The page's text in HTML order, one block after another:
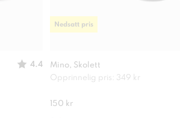
4.4
Mino, Skolett
Opprinnelig pris: 349 kr
150 kr
Nedsatt pris